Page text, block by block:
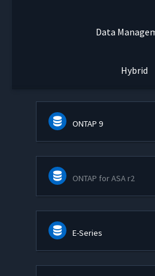
Data
Hybrid
ONTAP 9
ONTAP for ASA r2
E-Series